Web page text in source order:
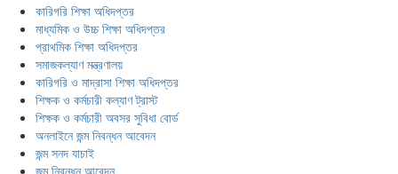
কারিগরি শিক্ষা অধিদপ্তর
মাধ্যমিক ও উচ্চ শিক্ষা অধিদপ্তর
প্রাথমিক শিক্ষা অধিদপ্তর
সমাজকল্যাণ মন্ত্রণালয়
কারিগরি ও মাদ্রাসা শিক্ষা অধিদপ্তর
শিক্ষক ও কর্মচারী কল্যাণ ট্রাস্ট
শিক্ষক ও কর্মচারী অবসর সুবিধা বোর্ড
অনলাইনে জন্ম নিবন্ধন আবেদন
জন্ম সনদ যাচাই
জন্ম নিবন্ধন আবেদন